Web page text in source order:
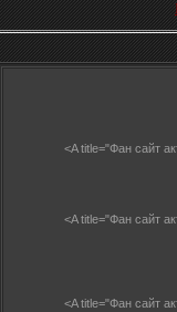
<A title="Фан сайт
<A title="Фан сайт
<A title="Фан сайт